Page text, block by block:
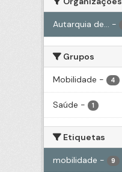
Autarquia de... -
Grupos
Mobilidade - 4
Saúde - 1
Etiquetas
mobilidade - 9